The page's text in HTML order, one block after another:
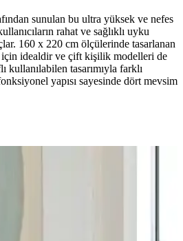
sunulan bu ultra yüksek ve nefes
rahat ve sağlıklı uyku
160 x 220 cm ölçülerinde tasarlanan
idealdir ve çift kişilik modelleri de
kullanılabilen tasarımıyla farklı
yapısı sayesinde dört mevsim